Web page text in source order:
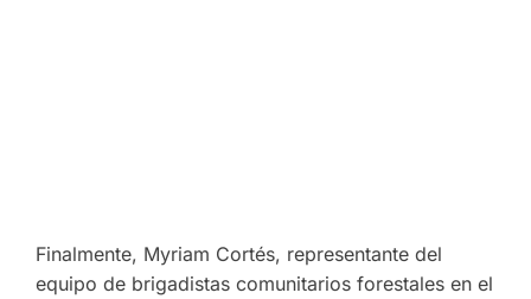
Finalmente, Myriam Cortés, representante del
equipo de brigadistas comunitarios forestales en el